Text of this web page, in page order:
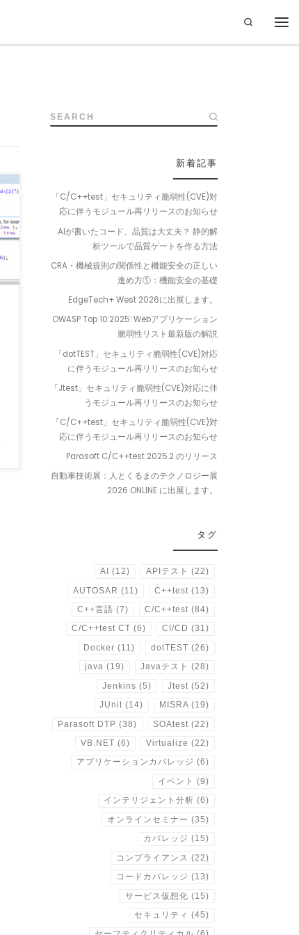
Search
SEARCH
新着記事
「C/C++test」セキュリティ脆弱性(CVE)対
応に伴うモジュール再リリースのお知らせ
AIが書いたコード、品質は大丈夫？ 静的解
析ツールで品質ゲートを作る方法
CRA・機械規則の関係性と機能安全の正しい
進め方①：機能安全の基礎
EdgeTech+ West 2026に出展します。
OWASP Top 10:2025: Webアプリケーション
脆弱性リスト最新版の解説
「dotTEST」セキュリティ脆弱性(CVE)対応
に伴うモジュール再リリースのお知らせ
「Jtest」セキュリティ脆弱性(CVE)対応に伴
うモジュール再リリースのお知らせ
「C/C++test」セキュリティ脆弱性(CVE)対
応に伴うモジュール再リリースのお知らせ
Parasoft C/C++test 2025.2 のリリース
自動車技術展：人とくるまのテクノロジー展
2026 ONLINE に出展します。
タグ
AI (12) APIテスト (22)
AUTOSAR (11) C++test (13)
C++言語 (7) C/C++test (84)
C/C++test CT (6) CI/CD (31)
Docker (11) dotTEST (26)
java (19) Javaテスト (28)
Jenkins (5) Jtest (52)
JUnit (14) MISRA (19)
Parasoft DTP (38) SOAtest (22)
VB.NET (6) Virtualize (22)
アプリケーションカバレッジ (6)
イベント (9)
インテリジェント分析 (6)
オンラインセミナー (35)
カバレッジ (15)
コンプライアンス (22)
コードカバレッジ (13)
サービス仮想化 (15)
セキュリティ (45)